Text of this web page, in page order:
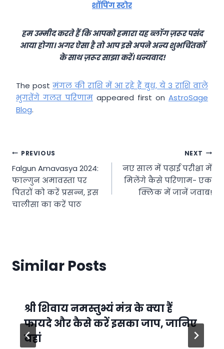
शॉपिंग स्टोर
हम उम्मीद करते हैं कि आपको हमारा यह ब्लॉग ज़रूर पसंद
आया होगा। अगर ऐसा है तो आप इसे अपने अन्य शुभचिंतकों
के साथ ज़रूर साझा करें। धन्यवाद!
The post मंगल की राशि में आ रहे हैं बुध, ये 3 राशि वाले
भुगतेंगे गलत परिणाम appeared first on AstroSage
Blog.
Post
navigation
PREVIOUS
Falgun Amavasya 2024:
फाल्गुन अमावस्ता पर
पितरों को करें प्रसन्न, इस
चालीसा का करें पाठ
NEXT
नए साल में पढ़ाई परीक्षा में
मिलेंगे कैसे परिणाम- एक
क्लिक में जानें जवाब!
Similar Posts
श्री शिवाय नमस्तुभ्यं मंत्र के क्या हैं
फायदे और कैसे करें इसका जाप, जानिए
यहां